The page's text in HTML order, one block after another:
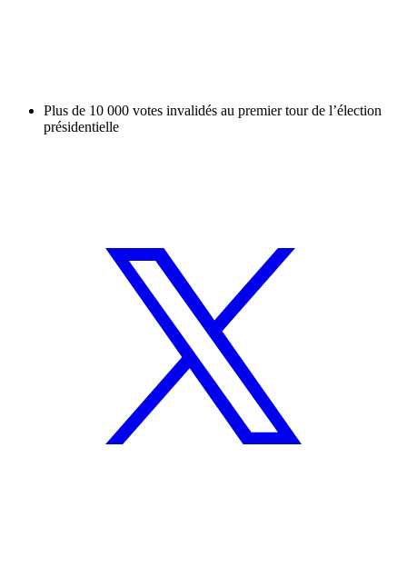
Plus de 10 000 votes invalidés au premier tour de l’élection
présidentielle